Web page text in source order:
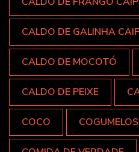
CALDO DE GALINHA
CALDO DE MOCOTÓ
CALDO DE PEIXE
COCO COGUMELOS